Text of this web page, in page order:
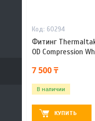
60294
Фитинг
OD Compression
7 500 ₸
В наличии
КУПИТЬ